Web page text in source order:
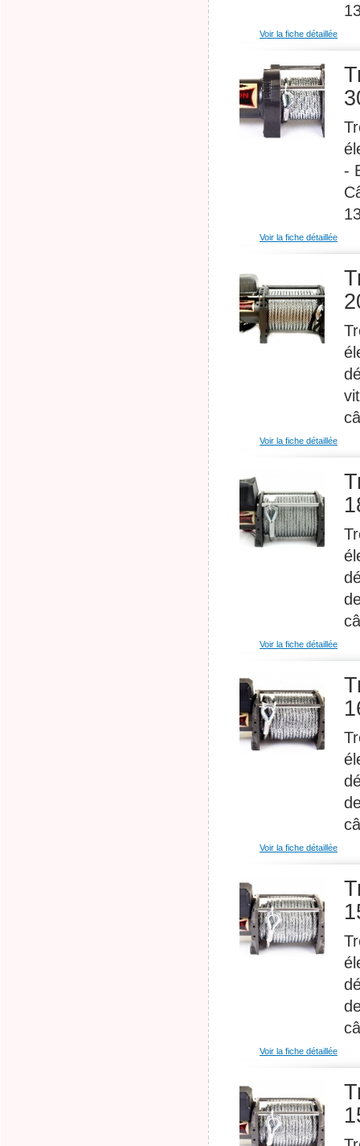
Voir la fiche détaillée
-
Voir la fiche détaillée
Voir la fiche détaillée
Voir la fiche détaillée
Voir la fiche détaillée
Voir la fiche détaillée